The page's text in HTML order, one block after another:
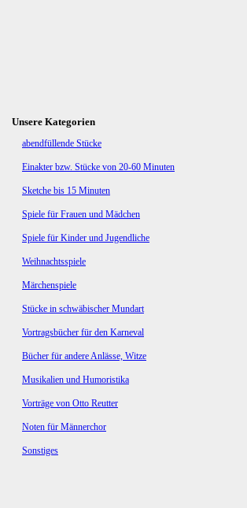
Unsere Kategorien
Navigation
abendfüllende Stücke
Einakter bzw. Stücke von 20-60 Minuten
Sketche bis 15 Minuten
Spiele für Frauen und Mädchen
Spiele für Kinder und Jugendliche
Weihnachtsspiele
Märchenspiele
Stücke in schwäbischer Mundart
Vortragsbücher für den Karneval
Bücher für andere Anlässe, Witze
Musikalien und Humoristika
Vorträge von Otto Reutter
Noten für Männerchor
Sonstiges